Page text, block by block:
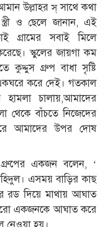
উল্লাহর স্ সাথে কথা
ও ছেলে জানান, এই
গ্রামের সবাই মিলে
স্কুলের জায়গা কম
কুদ্দুস গ্রুপ বাধা সৃষ্টি
করে দেই। গতকাল
চালায়,আমাদের
বাঁচতে নিজেদের
আমাদের উপর দোষ
একজন বলেন, ‘
এসময় বাড়ির কাছ
রড দিয়ে মাথায় আঘাত
একজনকে আঘাত করে